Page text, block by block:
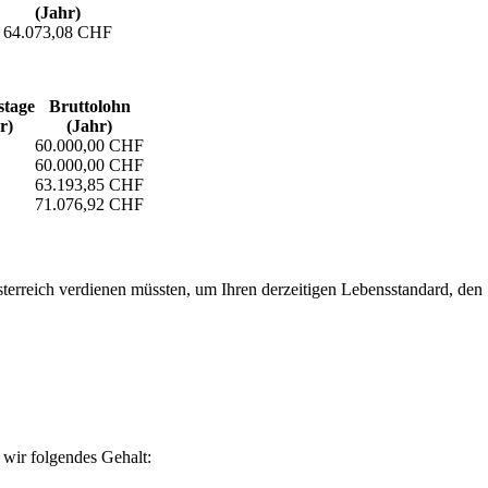
(Jahr)
64.073,08 CHF
Bruttolohn
(Jahr)
60.000,00 CHF
60.000,00 CHF
63.193,85 CHF
71.076,92 CHF
verdienen müssten, um Ihren derzeitigen Lebensstandard,
folgendes Gehalt: